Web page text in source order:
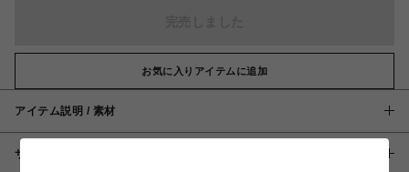
お気に入りアイテムに追加
アイテム説明 / 素材
サイズ